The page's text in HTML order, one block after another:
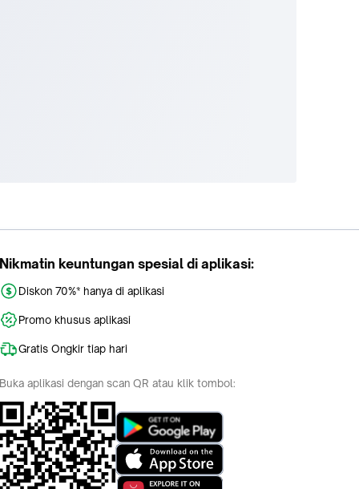
Nikmatin keuntungan spesial di aplikasi:
Diskon 70%* hanya di aplikasi
Promo khusus aplikasi
Gratis Ongkir tiap hari
Buka aplikasi dengan scan QR atau klik tombol: